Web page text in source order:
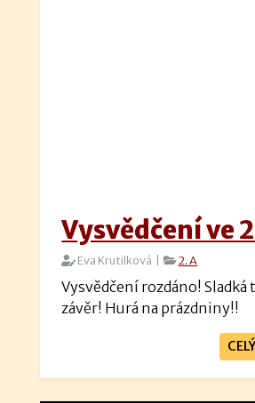
Vysvědčení ve
Eva Krutilková | 2.A
Vysvědčení rozdáno! Sladká
závěr! Hurá na prázdniny!!